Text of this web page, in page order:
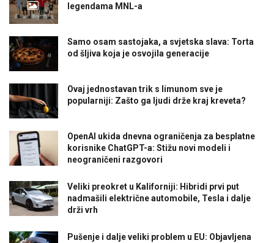
legendama MNL-a
Samo osam sastojaka, a svjetska slava: Torta
od šljiva koja je osvojila generacije
Ovaj jednostavan trik s limunom sve je
popularniji: Zašto ga ljudi drže kraj kreveta?
OpenAI ukida dnevna ograničenja za besplatne
korisnike ChatGPT-a: Stižu novi modeli i
neograničeni razgovori
Veliki preokret u Kaliforniji: Hibridi prvi put
nadmašili električne automobile, Tesla i dalje
drži vrh
Pušenje i dalje veliki problem u EU: Objavljena